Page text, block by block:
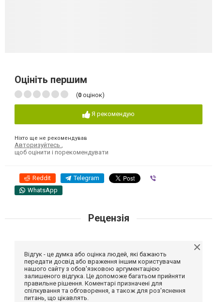
Оцініть першим
(0 оцінок)
Я рекомендую
Ніхто ще не рекомендував
Авторизуйтесь
щоб оцінити і порекомендувати
Reddit Telegram
WhatsApp
Рецензія
Відгук - це думка або оцінка людей, які бажають
передати досвід або враження іншим користувачам
нашого сайту з обов'язковою аргументацією
залишеного відгука. Це допоможе багатьом прийняти
правильне рішення. Коментарі призначені для
спілкування та обговорення, а також для роз'яснення
питань, що цікавлять.